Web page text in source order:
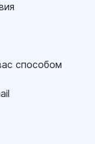
способом